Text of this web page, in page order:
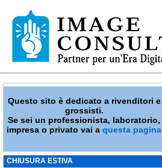
Questo sito è dedicato a rivenditori e
grossisti.
Se sei un professionista, laboratorio,
impresa o privato vai aquesta pagina
CHIUSURA ESTIVA